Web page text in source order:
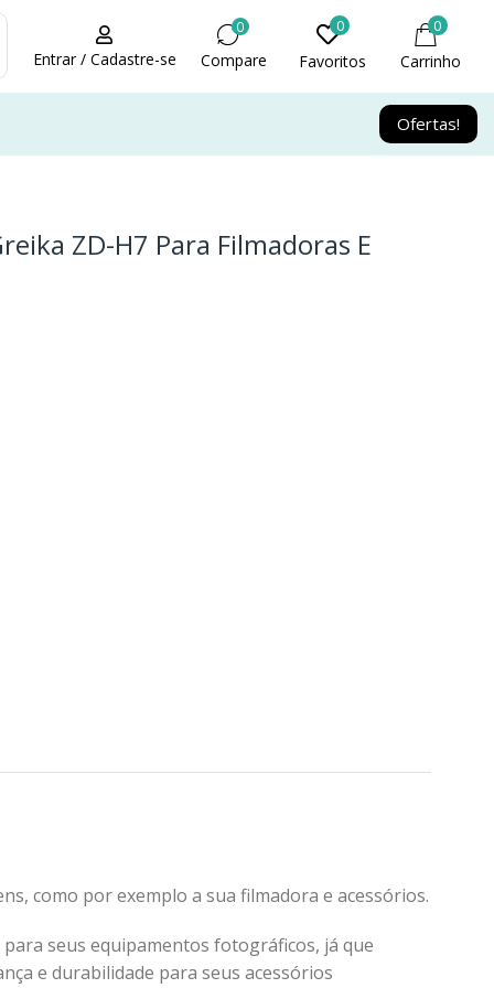
Entrar / Cadastre-se
0
Compare
0
Favoritos
0
Carrinho
Ofertas!
ZD-H7 Para Filmadoras E
como por exemplo a sua filmadora e acessórios.
seus equipamentos fotográficos, já que
e durabilidade para seus acessórios